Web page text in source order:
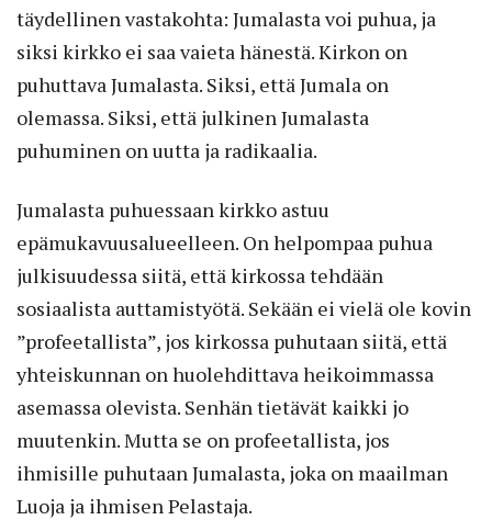
täydellinen vastakohta: Jumalasta voi puhua, ja
siksi kirkko ei saa vaieta hänestä. Kirkon on
puhuttava Jumalasta. Siksi, että Jumala on
olemassa. Siksi, että julkinen Jumalasta
puhuminen on uutta ja radikaalia.
Jumalasta puhuessaan kirkko astuu
epämukavuusalueelleen. On helpompaa puhua
julkisuudessa siitä, että kirkossa tehdään
sosiaalista auttamistyötä. Sekään ei vielä ole kovin
”profeetallista”, jos kirkossa puhutaan siitä, että
yhteiskunnan on huolehdittava heikoimmassa
asemassa olevista. Senhän tietävät kaikki jo
muutenkin. Mutta se on profeetallista, jos
ihmisille puhutaan Jumalasta, joka on maailman
Luoja ja ihmisen Pelastaja.